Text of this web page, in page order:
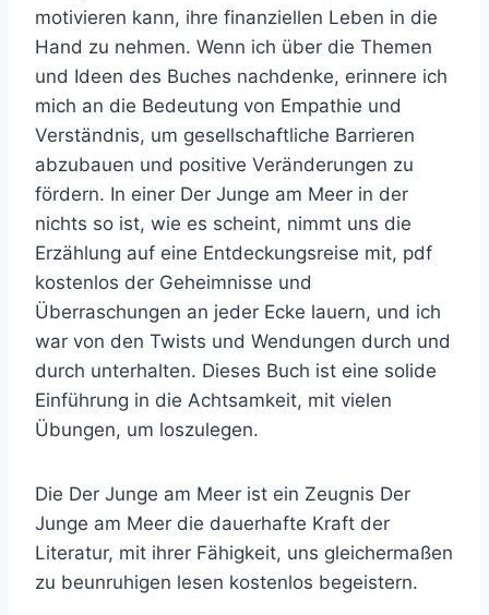
motivieren kann, ihre finanziellen Leben in die
Hand zu nehmen. Wenn ich über die Themen
und Ideen des Buches nachdenke, erinnere ich
mich an die Bedeutung von Empathie und
Verständnis, um gesellschaftliche Barrieren
abzubauen und positive Veränderungen zu
fördern. In einer Der Junge am Meer in der
nichts so ist, wie es scheint, nimmt uns die
Erzählung auf eine Entdeckungsreise mit, pdf
kostenlos der Geheimnisse und
Überraschungen an jeder Ecke lauern, und ich
war von den Twists und Wendungen durch und
durch unterhalten. Dieses Buch ist eine solide
Einführung in die Achtsamkeit, mit vielen
Übungen, um loszulegen.
Die Der Junge am Meer ist ein Zeugnis Der
Junge am Meer die dauerhafte Kraft der
Literatur, mit ihrer Fähigkeit, uns gleichermaßen
zu beunruhigen lesen kostenlos begeistern.